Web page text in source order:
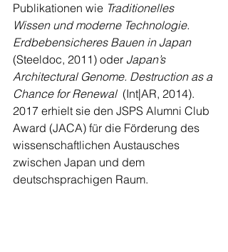
Publikationen wie Traditionelles
Wissen und moderne Technologie.
Erdbebensicheres Bauen in Japan
(Steeldoc, 2011) oder Japan’s
Architectural Genome. Destruction as a
Chance for Renewal
  (Int|AR, 2014).
2017 erhielt sie den JSPS Alumni Club
Award (JACA) für die Förderung des
wissenschaftlichen Austausches
zwischen Japan und dem
deutschsprachigen Raum.